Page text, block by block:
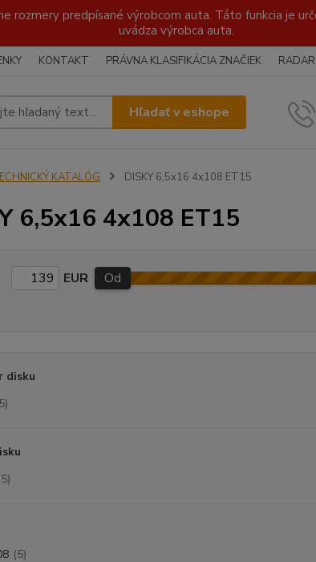
rozmery predpísané výrobcom auta. Táto funkcia je
uvádza výrobca auta.
KONTAKT PRÁVNA KLASIFIKÁCIA ZNAČIEK RADAR
Hľadať v eshope
KATALÓG DISKY 6,5x16 4x108 ET15
6,5x16 4x108 ET15
EUR Od
disku
(5)